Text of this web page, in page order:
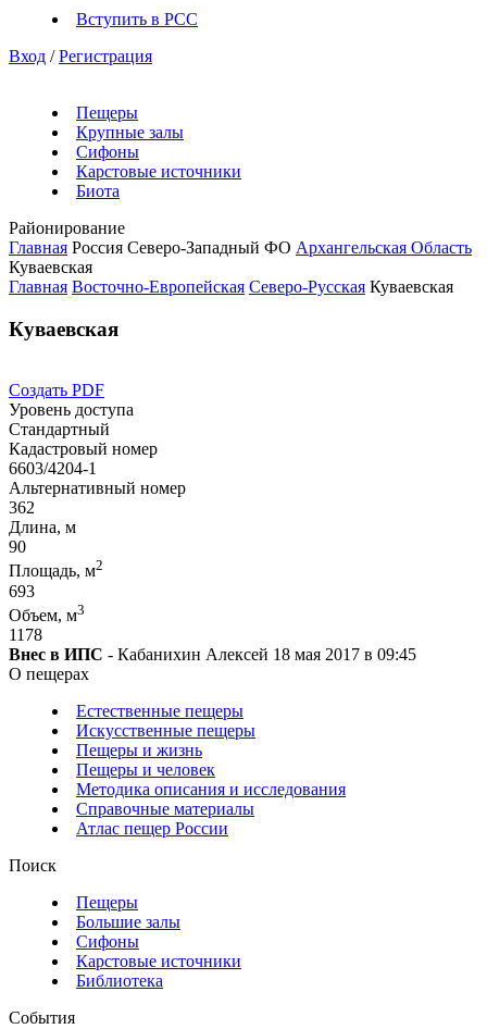
Вступить в РСС
Вход / Регистрация
Пещеры
Крупные залы
Сифоны
Карстовые источники
Биота
Районирование
Главная Россия Северо-Западный ФО Архангельская Область
Куваевская
Главная Восточно-Европейская Северо-Русская Куваевская
Куваевская
Создать PDF
Уровень доступа
Стандартный
Кадастровый номер
6603/4204-1
Альтернативный номер
362
Длина, м
90
Площадь, м2
693
Объем, м3
1178
Внес в ИПС - Кабанихин Алексей 18 мая 2017 в 09:45
О пещерах
Естественные пещеры
Искусственные пещеры
Пещеры и жизнь
Пещеры и человек
Методика описания и исследования
Справочные материалы
Атлас пещер России
Поиск
Пещеры
Большие залы
Сифоны
Карстовые источники
Библиотека
События